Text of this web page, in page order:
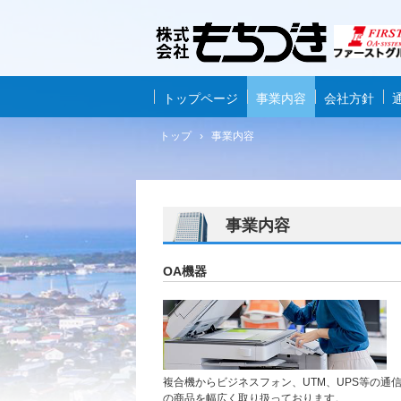
トップページ 事業内容 会社方針
トップ › 事業内容
事業内容
OA機器
複合機からビジネスフォン、UTM、UPS等の通
の商品を幅広く取り扱っております。